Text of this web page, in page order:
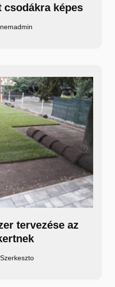
csodákra képes
nemadmin
tervezése az
Szerkeszto